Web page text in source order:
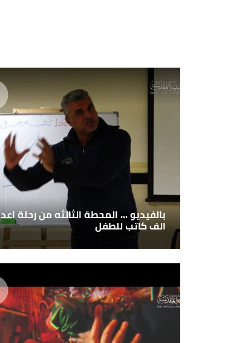
بالفيديو ... المحطة الثالثه من رحلة
الف كاتب للطفل